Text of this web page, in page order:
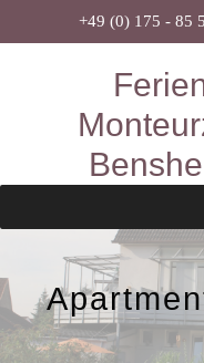
Inhalt
+49 (0) 175 - 85